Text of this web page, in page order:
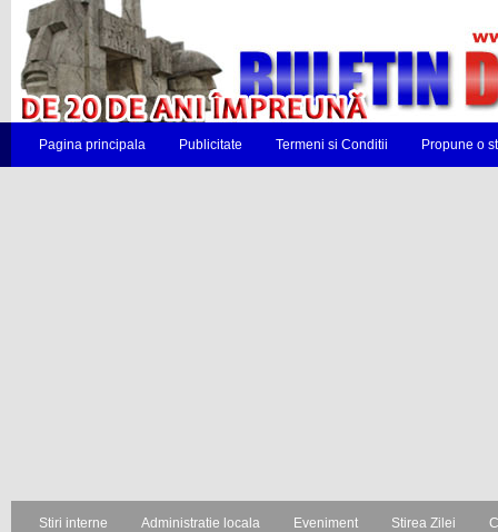
Pagina principala Publicitate Termeni si Conditii Propune o
Stiri interne Administratie locala Eveniment Stirea Zilei